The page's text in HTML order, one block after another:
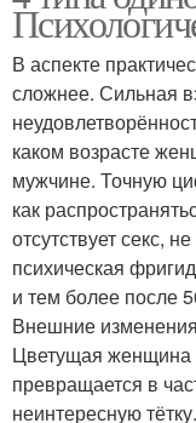
В аспекте
сложнее. Сильная
каком возрасте
мужчине. Точную
как
отсутствует секс,
психическая
и тем более после
Внешние
Цветущая женщина
превращается в
неинтересную